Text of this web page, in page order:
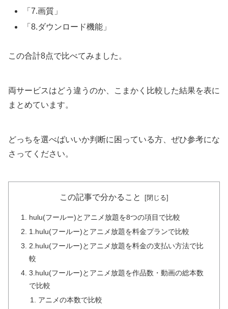
「7.画質」
「8.ダウンロード機能」
この合計8点で比べてみました。
両サービスはどう違うのか、こまかく比較した結果を表に
まとめています。
どっちを選べばいいか判断に困っている方、ぜひ参考にな
さってください。
この記事で分かること
hulu(フールー)とアニメ放題を8つの項目で比較
1.hulu(フールー)とアニメ放題を料金プランで比較
2.hulu(フールー)とアニメ放題を料金の支払い方法で比
較
3.hulu(フールー)とアニメ放題を作品数・動画の総本数
で比較
アニメの本数で比較